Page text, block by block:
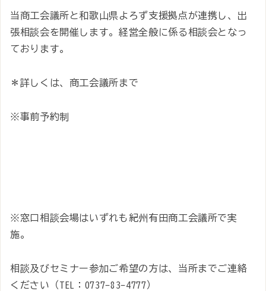
当商工会議所と和歌山県よろず支援拠点が連携し、出
張相談会を開催します。経営全般に係る相談会となっ
ております。
＊詳しくは、商工会議所まで
※事前予約制
※窓口相談会場はいずれも紀州有田商工会議所で実
施。
相談及びセミナー参加ご希望の方は、当所までご連絡
ください（TEL：0737-83-4777）